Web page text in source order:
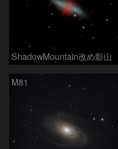
ShadowMountain改め影山
M81